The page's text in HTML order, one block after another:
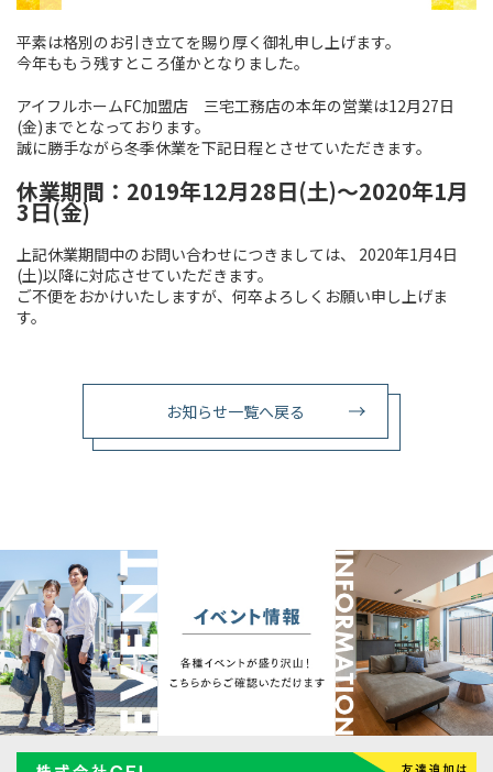
平素は格別のお引き立てを賜り厚く御礼申し上げます。
今年ももう残すところ僅かとなりました。
アイフルホームFC加盟店 三宅工務店の本年の営業は12月27日
(金)までとなっております。
誠に勝手ながら冬季休業を下記日程とさせていただきます。
休業期間：2019年12月28日(土)〜2020年1月
3日(金)
上記休業期間中のお問い合わせにつきましては、 2020年1月4日
(土)以降に対応させていただきます。
ご不便をおかけいたしますが、何卒よろしくお願い申し上げま
す。
お知らせ一覧へ戻る